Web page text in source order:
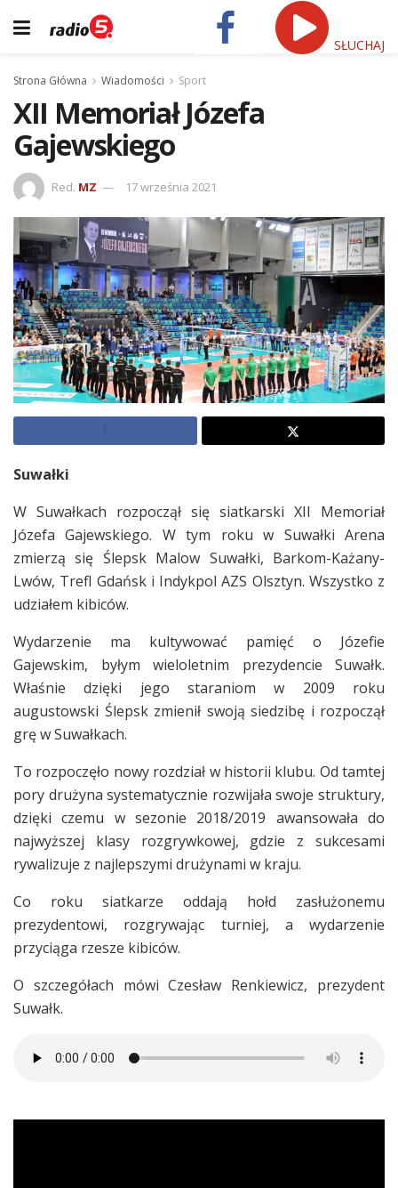
SŁUCHAJ
Strona Główna Wiadomości Sport
XII Memoriał Józefa
Gajewskiego
Red. MZ 17 września 2021
Suwałki
W Suwałkach rozpoczął się siatkarski XII Memoriał
Józefa Gajewskiego. W tym roku w Suwałki Arena
zmierzą się Ślepsk Malow Suwałki, Barkom-Każany-
Lwów, Trefl Gdańsk i Indykpol AZS Olsztyn. Wszystko z
udziałem kibiców.
Wydarzenie ma kultywować pamięć o Józefie
Gajewskim, byłym wieloletnim prezydencie Suwałk.
Właśnie dzięki jego staraniom w 2009 roku
augustowski Ślepsk zmienił swoją siedzibę i rozpoczął
grę w Suwałkach.
To rozpoczęło nowy rozdział w historii klubu. Od tamtej
pory drużyna systematycznie rozwijała swoje struktury,
dzięki czemu w sezonie 2018/2019 awansowała do
najwyższej klasy rozgrywkowej, gdzie z sukcesami
rywalizuje z najlepszymi drużynami w kraju.
Co roku siatkarze oddają hołd zasłużonemu
prezydentowi, rozgrywając turniej, a wydarzenie
przyciąga rzesze kibiców.
O szczegółach mówi Czesław Renkiewicz, prezydent
Suwałk.